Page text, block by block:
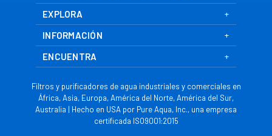
EXPLORA
INFORMACIÓN
ENCUENTRA
Filtros y purificadores de agua industriales y comerciales en
África, Asia, Europa, América del Norte, América del Sur,
Australia | Hecho en USA por Pure Aqua, Inc., una empresa
certificada ISO9001:2015